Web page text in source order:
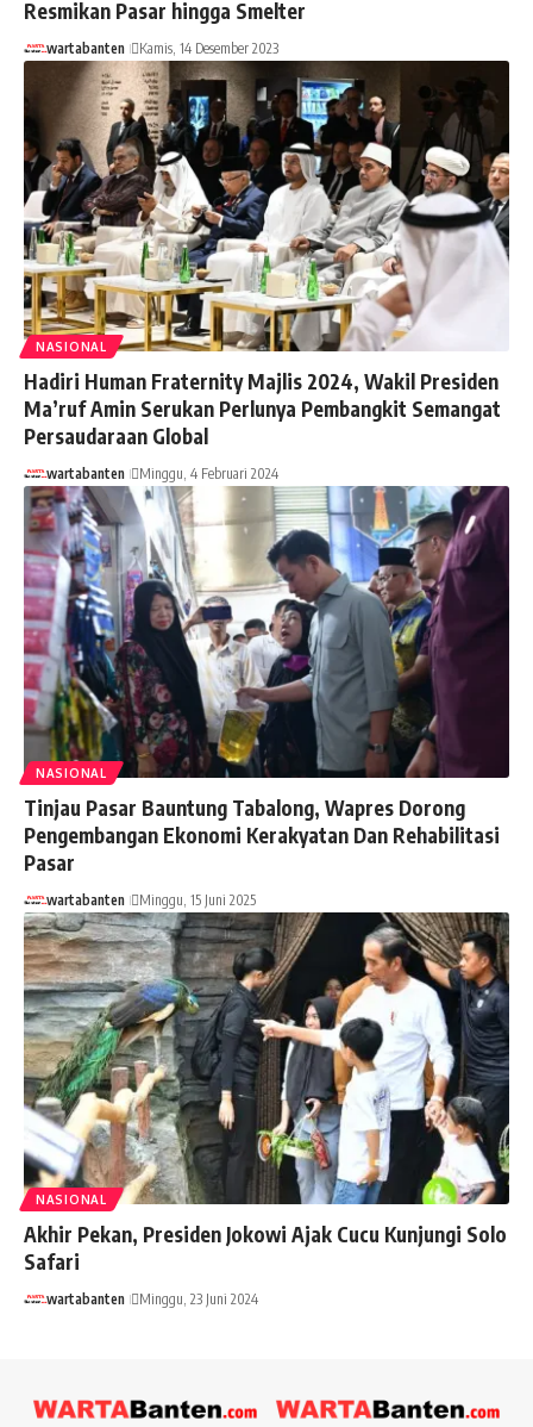
Resmikan Pasar hingga Smelter
wartabanten Kamis, 14 Desember 2023
NASIONAL
Hadiri Human Fraternity Majlis 2024, Wakil Presiden
Ma’ruf Amin Serukan Perlunya Pembangkit Semangat
Persaudaraan Global
wartabanten Minggu, 4 Februari 2024
NASIONAL
Tinjau Pasar Bauntung Tabalong, Wapres Dorong
Pengembangan Ekonomi Kerakyatan Dan Rehabilitasi
Pasar
wartabanten Minggu, 15 Juni 2025
NASIONAL
Akhir Pekan, Presiden Jokowi Ajak Cucu Kunjungi Solo
Safari
wartabanten Minggu, 23 Juni 2024